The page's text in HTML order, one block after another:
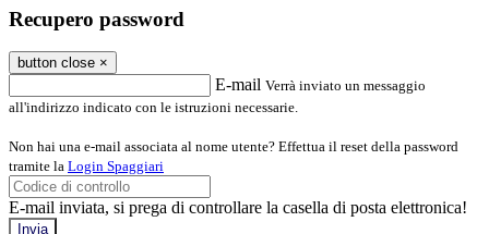
Recupero password
button close ×
E-mail Verrà inviato un messaggio
all'indirizzo indicato con le istruzioni necessarie.
Non hai una e-mail associata al nome utente? Effettua il reset della password
tramite la Login Spaggiari
E-mail inviata, si prega di controllare la casella di posta elettronica!